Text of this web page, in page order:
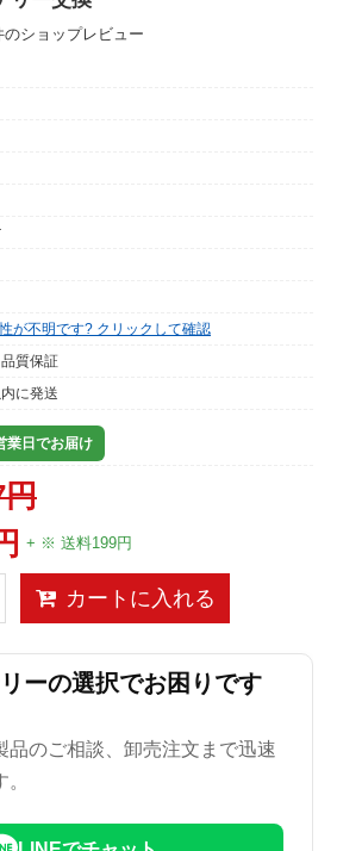
のショップレビュー
が不明です? クリックして確認
質保証
に発送
業日でお届け
+ ※ 送料199円
カートに入れる
ーの選択でお困りです
品のご相談、卸売注文まで迅速